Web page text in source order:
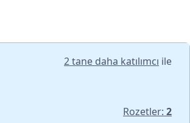
2 tane daha katılımcı ile
Rozetler: 2